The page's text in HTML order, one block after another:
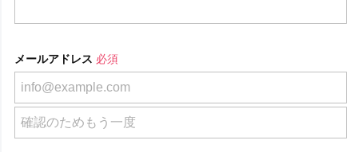
メールアドレス 必須